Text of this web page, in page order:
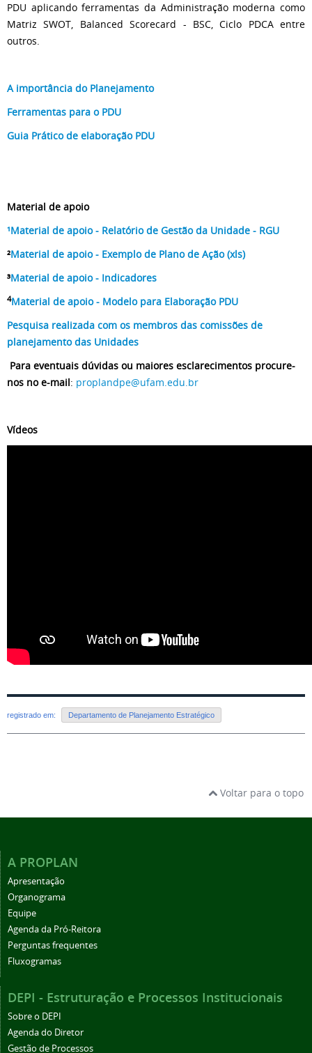
PDU aplicando ferramentas da Administração moderna como
Matriz SWOT, Balanced Scorecard - BSC, Ciclo PDCA entre
outros.
A importância do Planejamento
Ferramentas para o PDU
Guia Prático de elaboração PDU
Material de apoio
¹Material de apoio - Relatório de Gestão da Unidade - RGU
²Material de apoio - Exemplo de Plano de Ação (xls)
³Material de apoio - Indicadores
4Material de apoio - Modelo para Elaboração PDU
Pesquisa realizada com os membros das comissões de
planejamento das Unidades
Para eventuais dúvidas ou maiores esclarecimentos procure-
nos no e-mail: proplandpe@ufam.edu.br
Vídeos
registrado em: Departamento de Planejamento Estratégico
Voltar para o topo
A PROPLAN
Apresentação
Organograma
Equipe
Agenda da Pró-Reitora
Perguntas frequentes
Fluxogramas
DEPI - Estruturação e Processos Institucionais
Sobre o DEPI
Agenda do Diretor
Gestão de Processos